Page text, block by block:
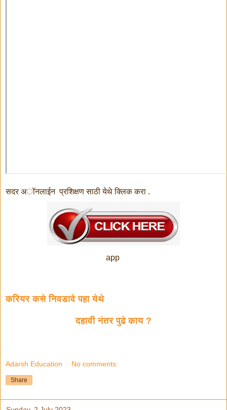
सदर अॉनलाईन प्रशिक्षण साठी येथे क्लिक करा .
app
करियर कसे निवडावे पहा येथे
दहावी नंतर पुढे काय ?
Adarsh Education No comments:
Share